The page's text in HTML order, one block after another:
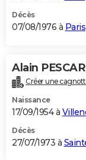
Décès
07/08/1976 à Paris
Alain
Créer une
Naissance
17/09/1954 à
Décès
27/07/1973 à